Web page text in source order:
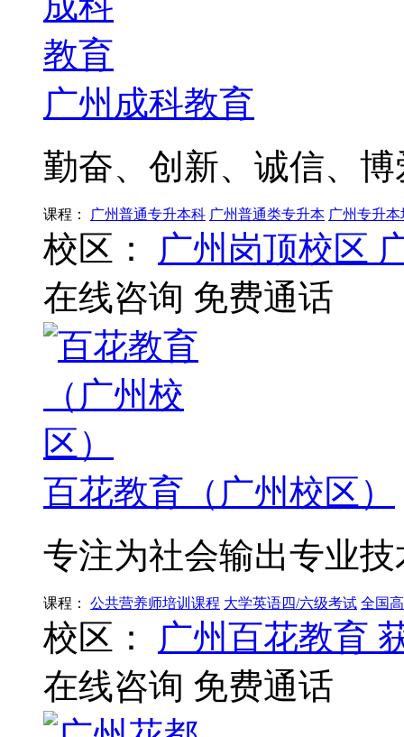
广州成科教育
勤奋、创新、诚信、博
课程： 广州普通专升本科 广州普通类专升本 广州专升本
校区： 广州岗顶校区
在线咨询 免费通话
百花教育（广州校区）
专注为社会输出专业
课程： 公共营养师培训课程 大学英语四/六级考试 全国
校区： 广州百花教育
在线咨询 免费通话